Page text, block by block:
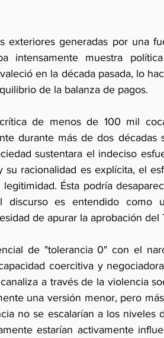
exteriores generadas por una
intensamente muestra
en la década pasada, lo
de la balanza de pagos.
de menos de 100 mil
durante más de dos
sustentara el indeciso
racionalidad es explícita, el
Ésta podría
es entendido como
de apurar la aprobación del
de "tolerancia 0" con el
coercitiva y
a través de la violencia
una versión menor, pero
no se escalarían a los niveles
estarían activamente